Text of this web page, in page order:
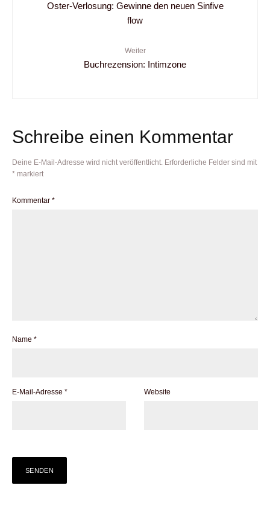
Oster-Verlosung: Gewinne den neuen Sinfive
flow
Weiter
Buchrezension: Intimzone
Schreibe einen Kommentar
Deine E-Mail-Adresse wird nicht veröffentlicht. Erforderliche Felder sind mit
* markiert
Kommentar *
Name *
E-Mail-Adresse * Website